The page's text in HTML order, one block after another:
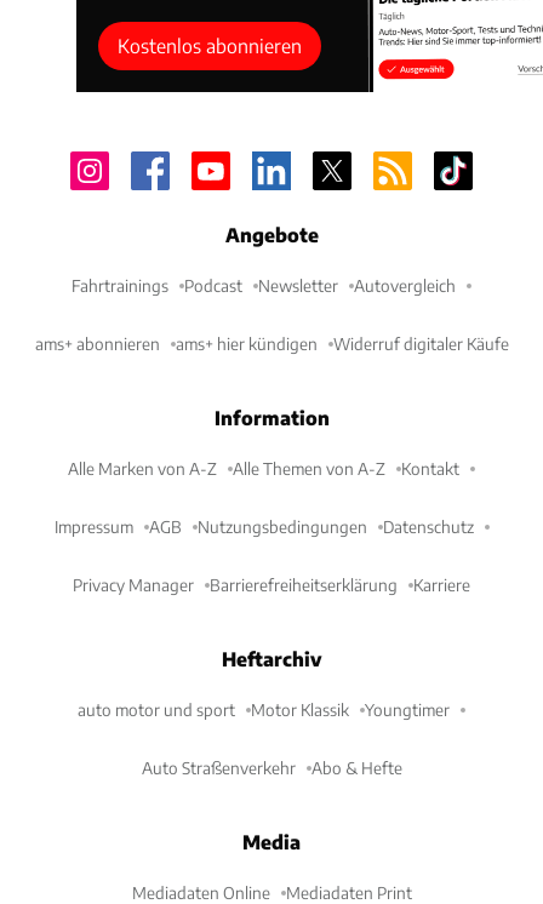
Kostenlos abonnieren
Angebote
Fahrtrainings Podcast Newsletter Autovergleich
ams+ abonnieren ams+ hier kündigen Widerruf digitaler Käufe
Information
Alle Marken von A-Z Alle Themen von A-Z Kontakt
Impressum AGB Nutzungsbedingungen Datenschutz
Privacy Manager Barrierefreiheitserklärung Karriere
Heftarchiv
auto motor und sport Motor Klassik Youngtimer
Auto Straßenverkehr Abo & Hefte
Media
Mediadaten Online Mediadaten Print